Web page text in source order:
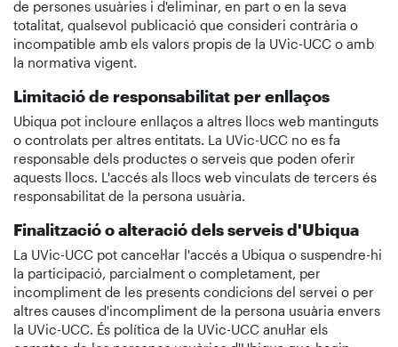
de persones usuàries i d'eliminar, en part o en la seva
totalitat, qualsevol publicació que consideri contrària o
incompatible amb els valors propis de la UVic-UCC o amb
la normativa vigent.
Limitació de responsabilitat per enllaços
Ubiqua pot incloure enllaços a altres llocs web mantinguts
o controlats per altres entitats. La UVic-UCC no es fa
responsable dels productes o serveis que poden oferir
aquests llocs. L'accés als llocs web vinculats de tercers és
responsabilitat de la persona usuària.
Finalització o alteració dels serveis d'Ubiqua
La UVic-UCC pot cancel·lar l'accés a Ubiqua o suspendre-hi
la participació, parcialment o completament, per
incompliment de les presents condicions del servei o per
altres causes d'incompliment de la persona usuària envers
la UVic-UCC. És política de la UVic-UCC anul·lar els